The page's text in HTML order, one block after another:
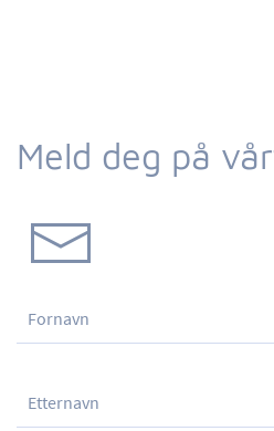
Meld deg på